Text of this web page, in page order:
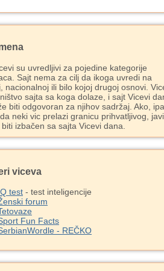
su uvredljivi za pojedine kategorije
Sajt nema za cilj da ikoga uvredi na
nacionalnoj ili bilo kojoj drugoj osnovi.
sajta sa koga dolaze, i sajt Vicevi
biti odgovoran za njihov sadržaj. Ako,
neki vic prelazi granicu prihvatljivog,
izbačen sa sajta Vicevi dana.
viceva
test - test inteligencije
forum
Fun Facts
- REČKO